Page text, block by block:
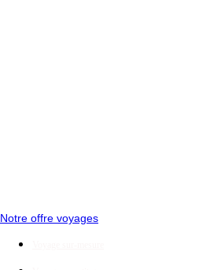
Notre offre voyages